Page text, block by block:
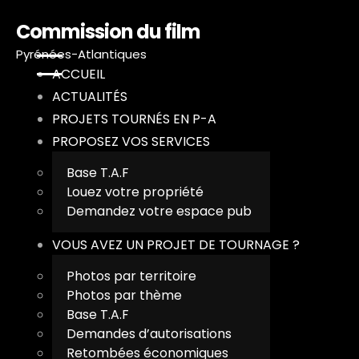
Commission du film
Pyrénées-Atlantiques
ACCUEIL
ACTUALITÉS
PROJETS TOURNÉS EN P-A
PROPOSEZ VOS SERVICES
Base T.A.F
Louez votre propriété
Demandez votre espace pub
VOUS AVEZ UN PROJET DE TOURNAGE ?
Photos par territoire
Photos par thème
Base T.A.F
Demandes d’autorisations
Retombées économiques